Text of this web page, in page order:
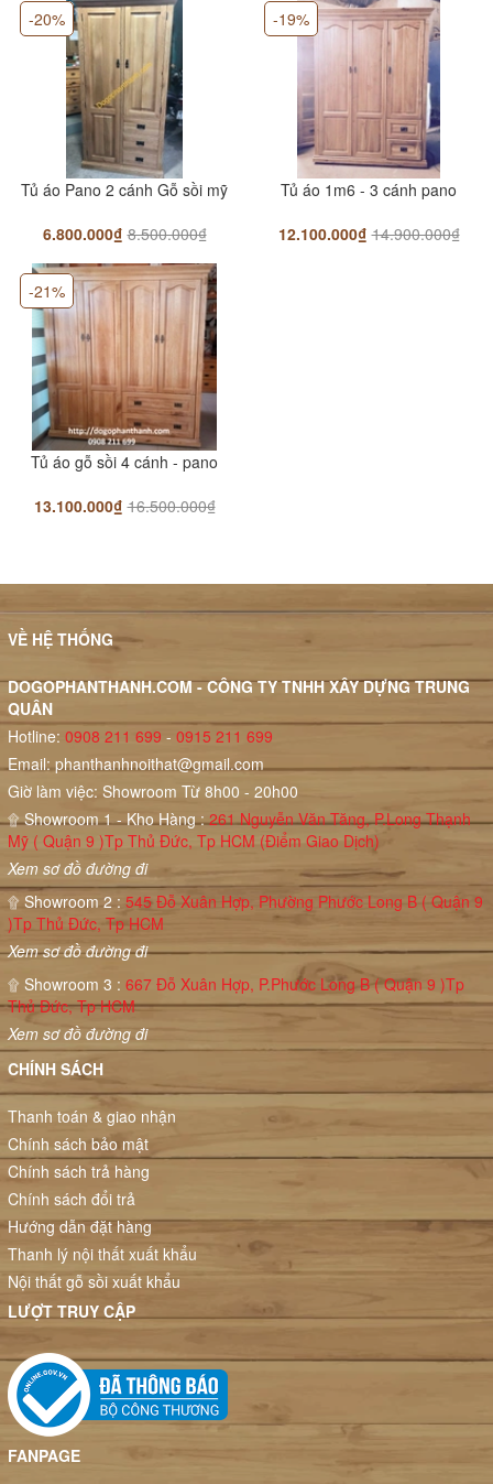
Tủ áo Pano 2 cánh Gỗ sồi mỹ
6.800.000₫ 8.500.000₫
-20%
Tủ áo 1m6 - 3 cánh pano
12.100.000₫ 14.900.000₫
-19%
Tủ áo gỗ sồi 4 cánh - pano
13.100.000₫ 16.500.000₫
-21%
VỀ HỆ THỐNG
DOGOPHANTHANH.COM - CÔNG TY TNHH XÂY DỰNG TRUNG
QUÂN
Hotline: 0908 211 699 - 0915 211 699
Email:phanthanhnoithat@gmail.com
Giờ làm việc: Showroom Từ 8h00 - 20h00
۩ Showroom 1 - Kho Hàng :261 Nguyễn Văn Tăng, P.Long Thạnh
Mỹ ( Quận 9 )Tp Thủ Đức, Tp HCM (Điểm Giao Dịch)
Xem sơ đồ đường đi
۩ Showroom 2 : 545 Đỗ Xuân Hợp, Phường Phước Long B ( Quận 9
)Tp Thủ Đức, Tp HCM
Xem sơ đồ đường đi
۩ Showroom 3 : 667 Đỗ Xuân Hợp, P.Phước Long B ( Quận 9 )Tp
Thủ Đức, Tp HCM
Xem sơ đồ đường đi
CHÍNH SÁCH
Thanh toán & giao nhận
Chính sách bảo mật
Chính sách trả hàng
Chính sách đổi trả
Hướng dẫn đặt hàng
Thanh lý nội thất xuất khẩu
Nội thất gỗ sồi xuất khẩu
LƯỢT TRUY CẬP
FANPAGE